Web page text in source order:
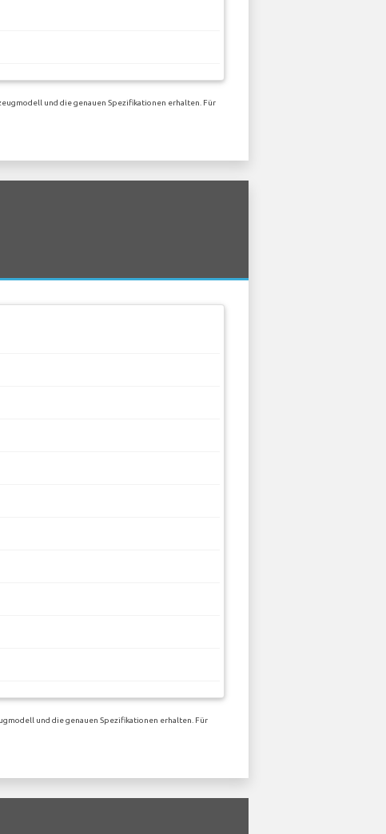
und die genauen Spezifikationen erhalten. Für
und die genauen Spezifikationen erhalten. Für